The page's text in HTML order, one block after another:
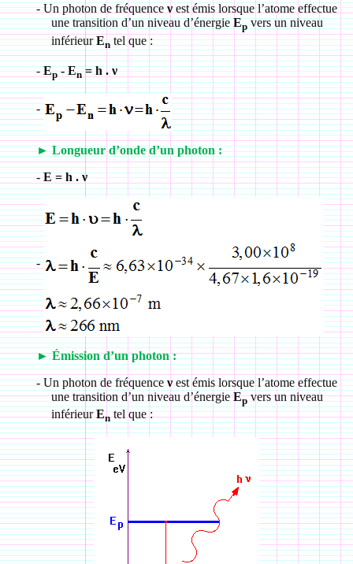
- Un photon de fréquenceνest émis lorsque l’atome effectue
une transition d’un niveau d’énergieEpvers un niveau
inférieurEntel que :
- Ep- En= h . ν
-
► Longueur d’onde d’un photon :
- E = h . ν
-
► Émission d’un photon :
- Un photon de fréquenceνest émis lorsque l’atome effectue
une transition d’un niveau d’énergieEpvers un niveau
inférieurEntel que :